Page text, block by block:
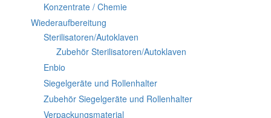
Konzentrate / Chemie
Wiederaufbereitung
Sterilisatoren/Autoklaven
Zubehör Sterilisatoren/Autoklaven
Enbio
Siegelgeräte und Rollenhalter
Zubehör Siegelgeräte und Rollenhalter
Verpackungsmaterial